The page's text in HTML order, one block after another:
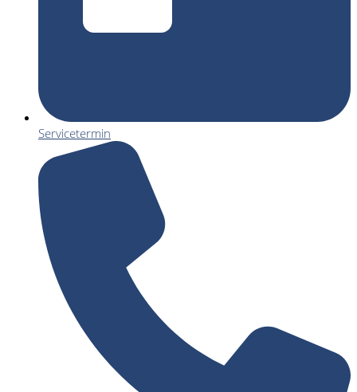
Servicetermin